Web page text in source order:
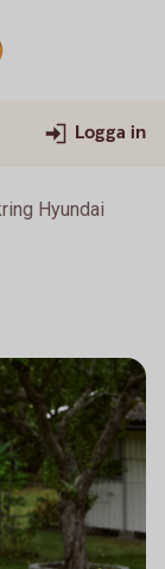
Logga in
Hyundai